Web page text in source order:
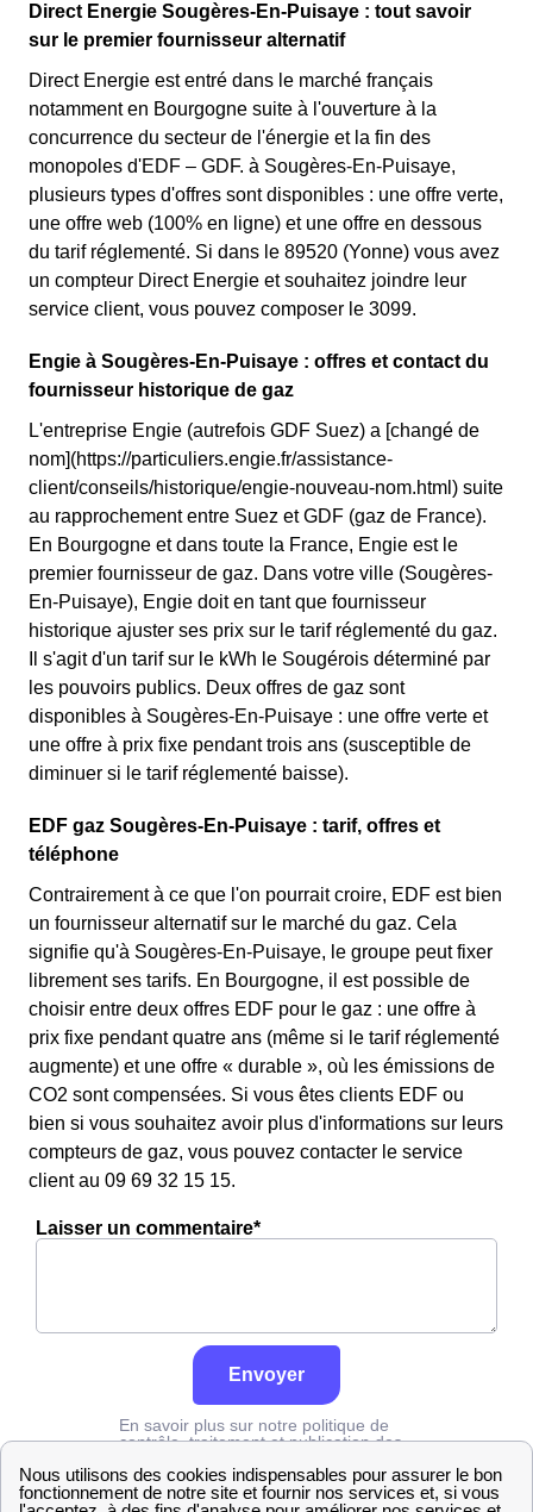
Direct Energie Sougères-En-Puisaye : tout savoir
sur le premier fournisseur alternatif
Direct Energie est entré dans le marché français
notamment en Bourgogne suite à l'ouverture à la
concurrence du secteur de l'énergie et la fin des
monopoles d'EDF – GDF. à Sougères-En-Puisaye,
plusieurs types d'offres sont disponibles : une offre verte,
une offre web (100% en ligne) et une offre en dessous
du tarif réglementé. Si dans le 89520 (Yonne) vous avez
un compteur Direct Energie et souhaitez joindre leur
service client, vous pouvez composer le 3099.
Engie à Sougères-En-Puisaye : offres et contact du
fournisseur historique de gaz
L'entreprise Engie (autrefois GDF Suez) a [changé de
nom](https://particuliers.engie.fr/assistance-
client/conseils/historique/engie-nouveau-nom.html) suite
au rapprochement entre Suez et GDF (gaz de France).
En Bourgogne et dans toute la France, Engie est le
premier fournisseur de gaz. Dans votre ville (Sougères-
En-Puisaye), Engie doit en tant que fournisseur
historique ajuster ses prix sur le tarif réglementé du gaz.
Il s'agit d'un tarif sur le kWh le Sougérois déterminé par
les pouvoirs publics. Deux offres de gaz sont
disponibles à Sougères-En-Puisaye : une offre verte et
une offre à prix fixe pendant trois ans (susceptible de
diminuer si le tarif réglementé baisse).
EDF gaz Sougères-En-Puisaye : tarif, offres et
téléphone
Contrairement à ce que l'on pourrait croire, EDF est bien
un fournisseur alternatif sur le marché du gaz. Cela
signifie qu'à Sougères-En-Puisaye, le groupe peut fixer
librement ses tarifs. En Bourgogne, il est possible de
choisir entre deux offres EDF pour le gaz : une offre à
prix fixe pendant quatre ans (même si le tarif réglementé
augmente) et une offre « durable », où les émissions de
CO2 sont compensées. Si vous êtes clients EDF ou
bien si vous souhaitez avoir plus d'informations sur leurs
compteurs de gaz, vous pouvez contacter le service
client au 09 69 32 15 15.
Laisser un commentaire*
Envoyer
En savoir plus sur notre politique de
contrôle, traitement et publication des